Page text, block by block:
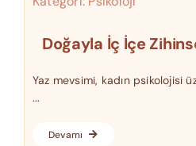
Doğayla İç İçe
Yaz mevsimi, kadın psikolojisi
...
Devamı